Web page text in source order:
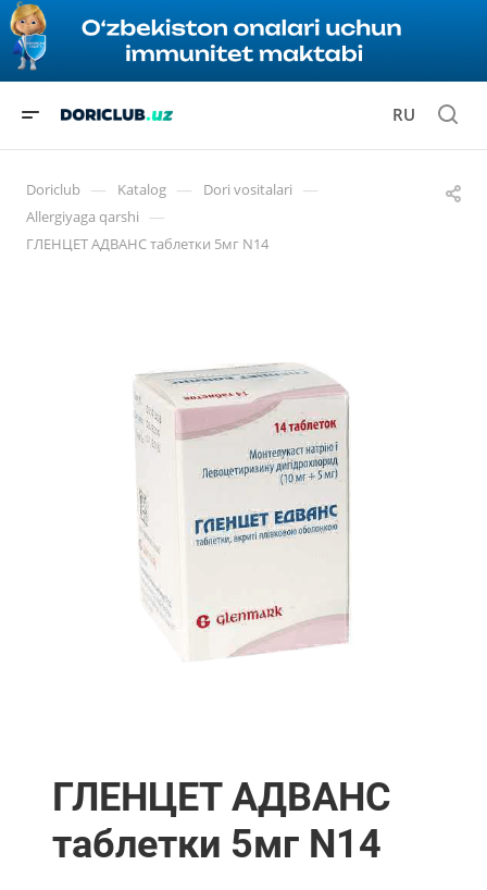
RU
Doriclub — Katalog — Dori vositalari —
Allergiyaga qarshi —
ГЛЕНЦЕТ АДВАНС таблетки 5мг N14
ГЛЕНЦЕТ АДВАНС
таблетки 5мг N14